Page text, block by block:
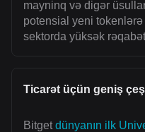
mayninq və digər
potensial yeni
sektorda yüksək
Ticarət üçün geniş
Bitget dünyanın ilk